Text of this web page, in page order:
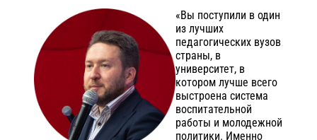
«Вы поступили в один
из лучших
педагогических вузов
страны, в
университет, в
котором лучше всего
выстроена система
воспитательной
работы и молодежной
политики. Именно